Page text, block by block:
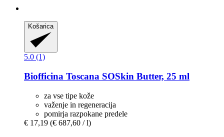
Košarica
5.0 (1)
Biofficina Toscana SOSkin Butter, 25 ml
za vse tipe kože
važenje in regeneracija
pomirja razpokane predele
€ 17,19 (€ 687,60 / l)